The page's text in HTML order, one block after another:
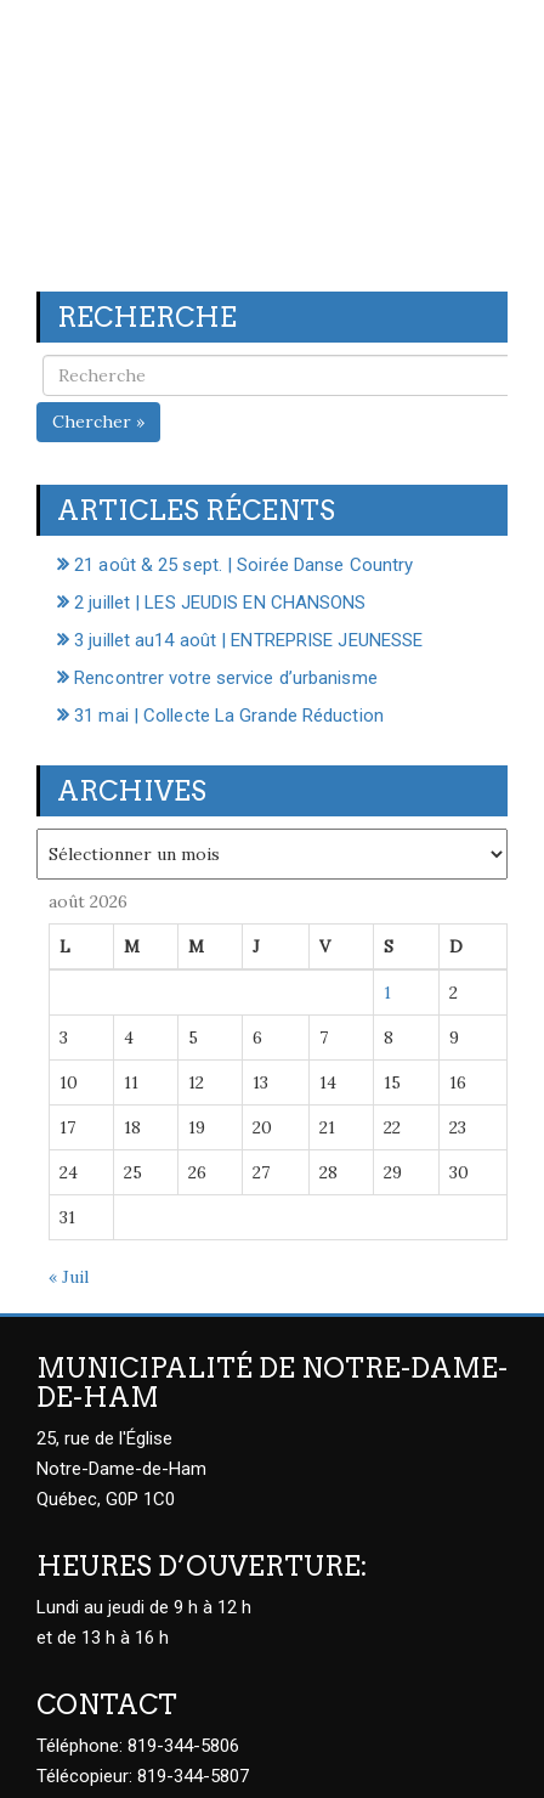
RECHERCHE
Chercher »
ARTICLES RÉCENTS
21 août & 25 sept. | Soirée Danse Country
2 juillet | LES JEUDIS EN CHANSONS
3 juillet au14 août | ENTREPRISE JEUNESSE
Rencontrer votre service d’urbanisme
31 mai | Collecte La Grande Réduction
ARCHIVES
août 2026
L M M J V S D
1 2
3 4 5 6 7 8 9
10 11 12 13 14 15 16
17 18 19 20 21 22 23
24 25 26 27 28 29 30
31
« Juil
MUNICIPALITÉ DE NOTRE-DAME-
DE-HAM
25, rue de l'Église
Notre-Dame-de-Ham
Québec, G0P 1C0
HEURES D’OUVERTURE:
Lundi au jeudi de 9 h à 12 h
et de 13 h à 16 h
CONTACT
Téléphone: 819-344-5806
Télécopieur: 819-344-5807